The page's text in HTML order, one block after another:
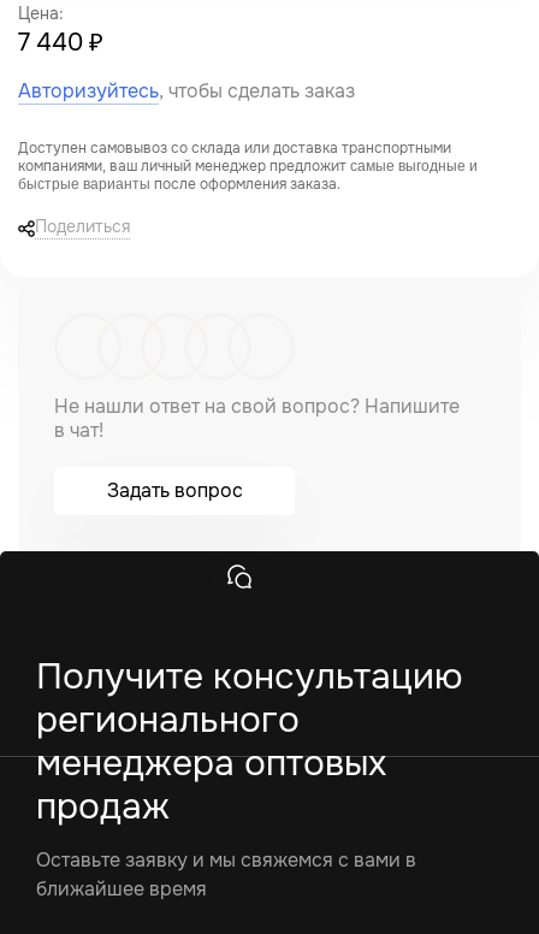
Цена:
7 440 ₽
Авторизуйтесь, чтобы сделать заказ
Доступен самовывоз со склада или доставка транспортными
компаниями, ваш личный менеджер предложит самые выгодные и
быстрые варианты после оформления заказа.
Поделиться
Не нашли ответ на свой вопрос? Напишите
в чат!
Задать вопрос
Получите консультацию
регионального
менеджера оптовых
продаж
Оставьте заявку и мы свяжемся с вами в
ближайшее время